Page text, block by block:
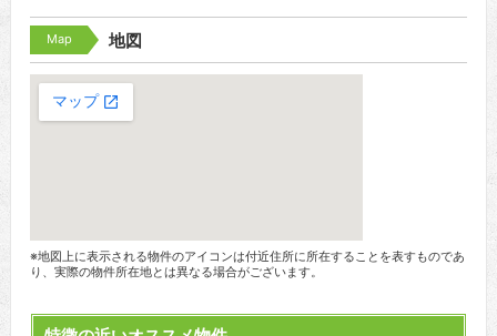
Map 地図
※地図上に表示される物件のアイコンは付近住所に所在することを表すものであ
り、実際の物件所在地とは異なる場合がございます。